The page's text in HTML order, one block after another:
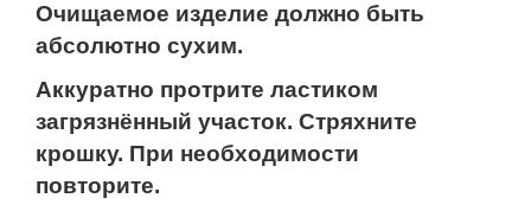
Очищаемое изделие должно быть
абсолютно сухим.
Аккуратно протрите ластиком
загрязнённый участок. Стряхните
крошку. При необходимости
повторите.